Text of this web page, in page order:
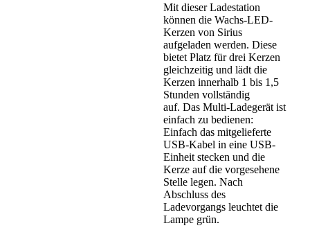
Mit dieser Ladestation
können die Wachs-LED-
Kerzen von Sirius
aufgeladen werden. Diese
bietet Platz für drei Kerzen
gleichzeitig und lädt die
Kerzen innerhalb 1 bis 1,5
Stunden vollständig
auf. Das Multi-Ladegerät ist
einfach zu bedienen:
Einfach das mitgelieferte
USB-Kabel in eine USB-
Einheit stecken und die
Kerze auf die vorgesehene
Stelle legen. Nach
Abschluss des
Ladevorgangs leuchtet die
Lampe grün.